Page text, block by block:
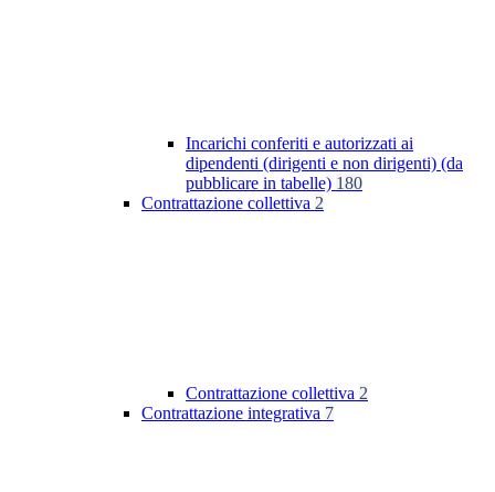
Incarichi conferiti e autorizzati ai
dipendenti (dirigenti e non dirigenti) (da
pubblicare in tabelle) 180
Contrattazione collettiva 2
Contrattazione collettiva 2
Contrattazione integrativa 7